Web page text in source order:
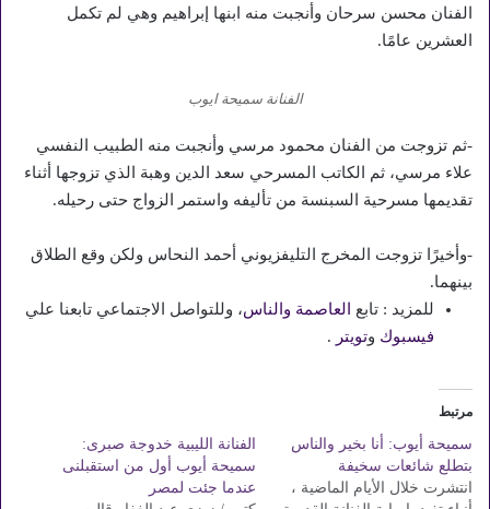
الفنان محسن سرحان وأنجبت منه ابنها إبراهيم وهي لم تكمل
العشرين عامًا.
الفنانة سميحة ايوب
-ثم تزوجت من الفنان محمود مرسي وأنجبت منه الطبيب النفسي
علاء مرسي، ثم الكاتب المسرحي سعد الدين وهبة الذي تزوجها أثناء
تقديمها مسرحية السبنسة من تأليفه واستمر الزواج حتى رحيله.
-وأخيرًا تزوجت المخرج التليفزيوني أحمد النحاس ولكن وقع الطلاق
بينهما.
للمزيد : تابع
العاصمة والناس، وللتواصل الاجتماعي تابعنا علي
فيسبوك وتويتر .
مرتبط
سميحة أيوب: أنا بخير والناس
بتطلع شائعات سخيفة
انتشرت خلال الأيام الماضية ،
الفنانة الليبية خدوجة صبرى:
سميحة أيوب أول من استقبلنى
عندما جئت لمصر